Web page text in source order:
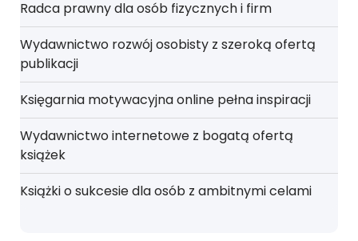
Radca prawny dla osób fizycznych i firm
Wydawnictwo rozwój osobisty z szeroką ofertą
publikacji
Księgarnia motywacyjna online pełna inspiracji
Wydawnictwo internetowe z bogatą ofertą
książek
Książki o sukcesie dla osób z ambitnymi celami